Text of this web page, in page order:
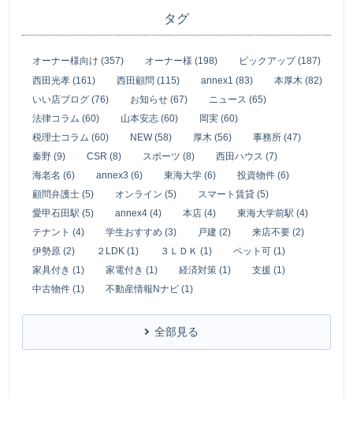
タグ
オーナー様向け (357) オーナー様 (198)
ピックアップ (187)
西田光孝 (161)
西田顧問 (115) annex1 (83)
本厚木 (82)
いい店ブログ (76)
お知らせ (67)
ニュース (65)
法律コラム (60)
山本安志 (60)
岡実 (60)
税理士コラム (60)
NEW (58) 厚木 (56)
事務所 (47)
秦野 (9)
CSR (8) スポーツ (8)
西田ハウス (7)
海老名 (6)
annex3 (6) 東海大学 (6)
投資物件 (6)
顧問弁護士 (5)
オンライン (5)
スマート賃貸 (5)
愛甲石田駅 (5)
annex4 (4) 本店 (4)
東海大学前駅 (4)
テナント (4)
学生おすすめ (3) 戸建 (2)
来店不要 (2)
伊勢原 (2)
２LDK (1) ３ＬＤＫ (1)
ペット可 (1)
家具付き (1)
家電付き (1) 経済対策 (1)
支援 (1)
中古物件 (1)
不動産情報Nナビ (1)
全部見る